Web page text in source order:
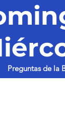
Preguntas de la